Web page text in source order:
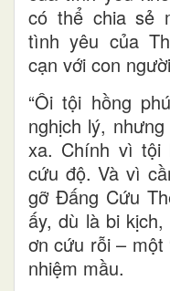
có thể chia sẻ
tình yêu của
cạn với con
“Ôi tội hồng
nghịch lý,
xa. Chính vì tội
cứu độ. Và vì
gỡ Đấng Cứu
ấy, dù là bi
ơn cứu rỗi – một
nhiệm mầu.